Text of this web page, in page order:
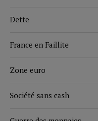
Dette
France en Faillite
Zone euro
Société sans cash